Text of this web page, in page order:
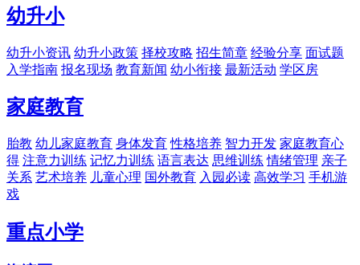
幼升小
幼升小资讯 幼升小政策 择校攻略 招生简章 经验分享 面试题
入学指南 报名现场 教育新闻 幼小衔接 最新活动 学区房
家庭教育
胎教 幼儿家庭教育 身体发育 性格培养 智力开发 家庭教育心
得 注意力训练 记忆力训练 语言表达 思维训练 情绪管理 亲子
关系 艺术培养 儿童心理 国外教育 入园必读 高效学习 手机游
戏
重点小学